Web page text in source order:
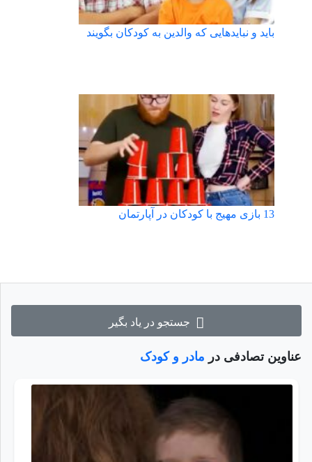
جستجو در یاد بگیر
عناوین تصادفی در مادر و کودک
باید و نبایدهایی که والدین به کودکان بگویند
13 بازی مهیج با کودکان در آپارتمان